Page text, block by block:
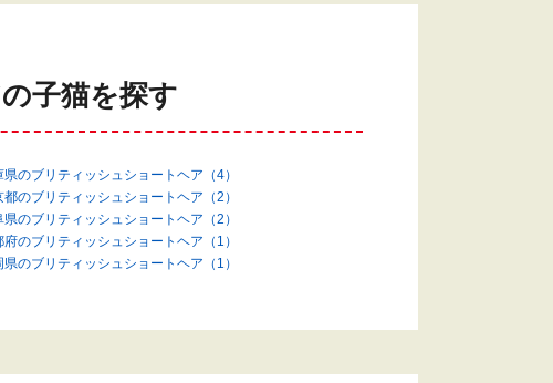
子猫を探す
県のブリティッシュショートヘア（4）
都のブリティッシュショートヘア（2）
県のブリティッシュショートヘア（2）
府のブリティッシュショートヘア（1）
県のブリティッシュショートヘア（1）